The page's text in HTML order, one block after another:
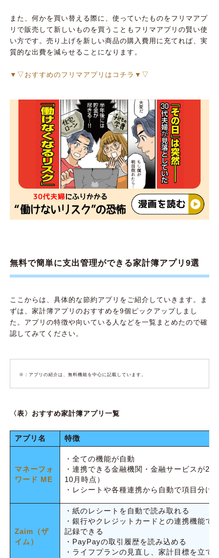
また、何かを買い替える際に、使っていたものをフリマアプ
リで販売して新しいものを買うこともフリマアプリの賢い使
い方です。売り上げを新しい商品の購入費用に充てれば、実
質的な出費を減らせることになります。
▼▽おすすめのフリマアプリはコチラ▼▽
無料で簡単に支出管理ができる家計簿アプリ9選
ここからは、具体的な節約アプリをご紹介していきます。ま
ずは、家計簿アプリのおすすめを9個ピックアップしまし
た。アプリの特徴や向いている人などを一覧まとめたので確
認してみてください。
※：アプリの紹介は、無料機能を中心に記載しています。
〈表〉おすすめ家計簿アプリ一覧
アプリ名 特徴
マネーフォ
ワード ME
・全ての機能が自動
・連携できる金融機関・金融サービスが
10月時点）
・レシートや各種連携から自動で項目分け
Zaim（ザ
イム）
・紙のレシートを自動で読み取れる
・銀行やクレジットカードとの連携機能で
記録できる
・PayPayの取引履歴を読み込める
・ライフプランの見直し、家計目標を立て